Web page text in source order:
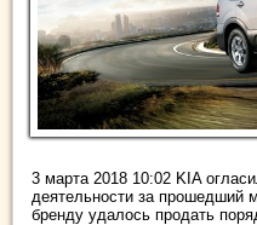
3 марта 2018 10:02 KIA
деятельности за прошедший
бренду удалось продать